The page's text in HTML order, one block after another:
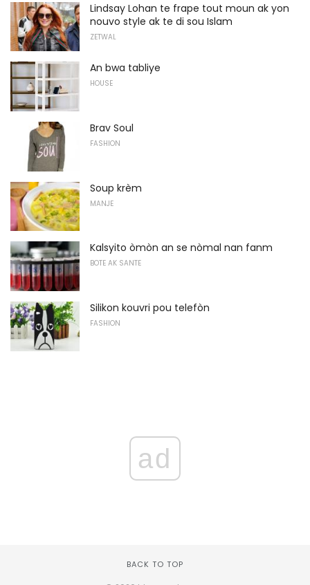
Lindsay Lohan te frape tout moun ak yon
nouvo style ak te di sou Islam
ZETWAL
An bwa tabliye
HOUSE
Brav Soul
FASHION
Soup krèm
MANJE
Kalsyito òmòn an se nòmal nan fanm
BOTE AK SANTE
Silikon kouvri pou telefòn
FASHION
ad
BACK TO TOP